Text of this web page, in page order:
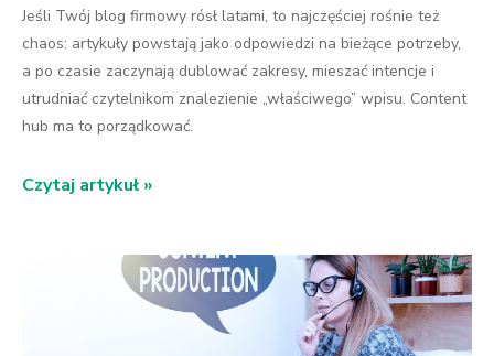
Jeśli Twój blog firmowy rósł latami, to najczęściej rośnie też
chaos: artykuły powstają jako odpowiedzi na bieżące potrzeby,
a po czasie zaczynają dublować zakresy, mieszać intencje i
utrudniać czytelnikom znalezienie „właściwego” wpisu. Content
hub ma to porządkować.
Czytaj artykuł »